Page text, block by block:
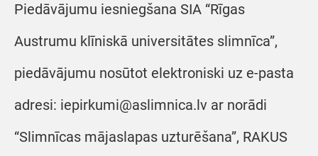
Piedāvājumu iesniegšana SIA “Rīgas
Austrumu klīniskā universitātes slimnīca”,
piedāvājumu nosūtot elektroniski uz e-pasta
adresi: iepirkumi@aslimnica.lv ar norādi
“Slimnīcas mājaslapas uzturēšana”, RAKUS